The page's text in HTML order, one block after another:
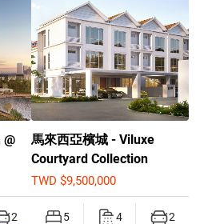
2
馬來西亞檳城 - Viluxe
Courtyard Collection
TWD $9,500,000
5 4 2